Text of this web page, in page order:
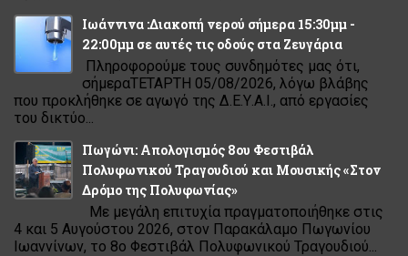
Ιωάννινα :Διακοπή νερού σήμερα 15:30μμ -
22:00μμ σε αυτές τις οδούς στα Ζευγάρια
Πληροφορούμε τους συνδημότες μας ότι,
σήμεραΤΕΤΑΡΤΗ 05/08/2026, λόγω βλάβης
που προκλήθηκε σε αγωγό της Δ.Ε.Υ.Α.Ι., από εργασίες
του δικτύο...
Πωγώνι: Απολογισμός 8ου Φεστιβάλ
Πολυφωνικού Τραγουδιού και Μουσικής «Στον
Δρόμο της Πολυφωνίας»
Με μεγάλη επιτυχία πραγματοποιήθηκε στις
4 και 5 Αυγούστου 2026, στον Παρακάλαμο Πωγωνίου
Ιωαννίνων, το 8ο Φεστιβάλ Πολυφωνικού Τραγουδιού...